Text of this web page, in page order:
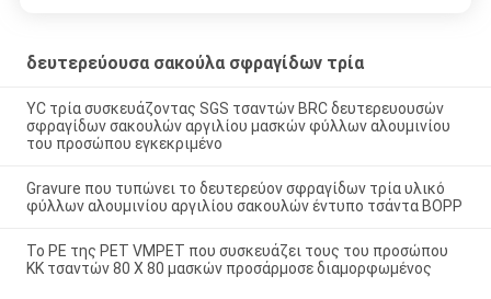
δευτερεύουσα σακούλα σφραγίδων τρία
YC τρία συσκευάζοντας SGS τσαντών BRC δευτερευουσών
σφραγίδων σακουλών αργιλίου μασκών φύλλων αλουμινίου
του προσώπου εγκεκριμένο
Gravure που τυπώνει το δευτερεύον σφραγίδων τρία υλικό
φύλλων αλουμινίου αργιλίου σακουλών έντυπο τσάντα BOPP
Το PE της PET VMPET που συσκευάζει τους του προσώπου
ΚΚ τσαντών 80 X 80 μασκών προσάρμοσε διαμορφωμένος